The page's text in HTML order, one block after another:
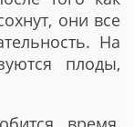
они все
На
плоды,